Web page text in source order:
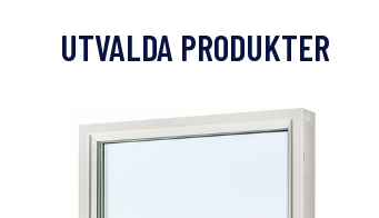
UTVALDA PRODUKTER